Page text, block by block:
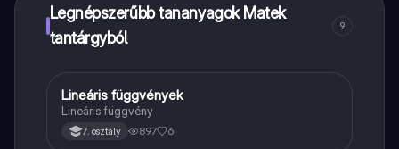
Legnépszerűbb tananyagok Matek
tantárgyból
9
Matek
Lineáris függvények
Lineáris függvény
7. osztály 897 6